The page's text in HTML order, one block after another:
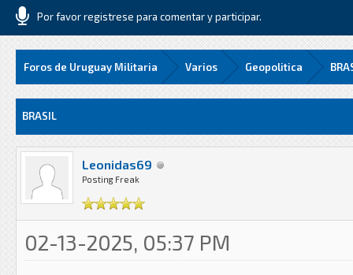
Por favor registrese para comentar y participar.
Foros de Uruguay Militaria Varios Geopolitica
BRASIL
Leonidas69
Posting Freak
02-13-2025, 05:37 PM